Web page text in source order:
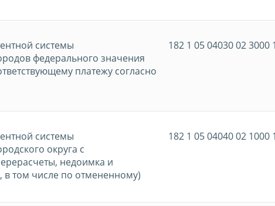
системы
федерального значения
платежу согласно
182 1 05 04030 02 3000
системы
округа с
недоимка и
в том числе по отмененному)
182 1 05 04040 02 1000